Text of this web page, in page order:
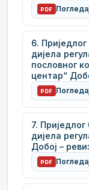
PDF
6.
дијела
пословног
центар“
PDF
7.
дијела
Добој –
PDF